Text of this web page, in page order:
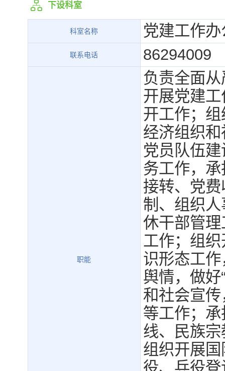
下设科室
科室名称 党建工作办
联系电话 86294009
职能
负责全面
开展党建
开工作；
经济组织
党员队伍
务工作，
接转、党
制、组织
休干部管
工作；组
识形态工
舆情，做好
和社会宣
等工作；
线、民族
组织开展